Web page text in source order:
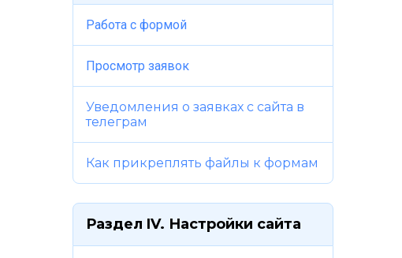
Работа с формой
Просмотр заявок
Уведомления о заявках с сайта в
телеграм
Как прикреплять файлы к формам
Раздел IV. Настройки сайта